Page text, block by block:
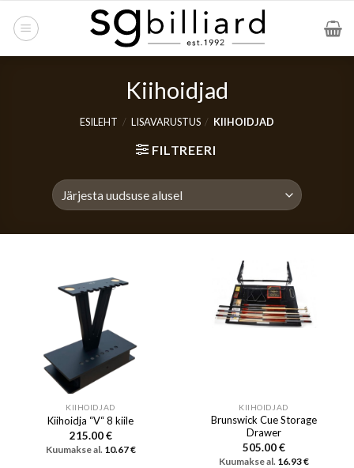
Kiihoidjad
ESILEHT / LISAVARUSTUS / KIIHOIDJAD
FILTREERI
KIIHOIDJAD
Kiihoidja “V“ 8 kiile
215.00€
Kuumakse al. 10.67€
KIIHOIDJAD
Brunswick Cue Storage
Drawer
505.00€
Kuumakse al. 16.93€